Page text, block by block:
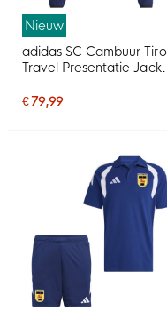
Nieuw
adidas SC Cambuur Tiro
Travel Presentatie Jack
€ 79,99